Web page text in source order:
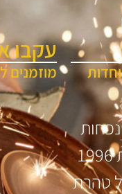
ומסגרות שהוקמה בשנת 1996
טהרת
עקבו
מוזמנים